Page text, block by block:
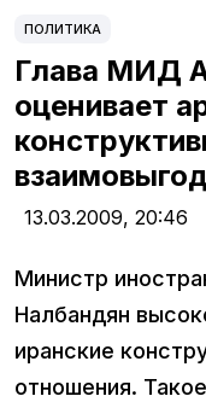
ПОЛИТИКА
Глава МИД
оценивает
13.03.2009, 20:46
Министр
Налбандян
иранские
отношения.